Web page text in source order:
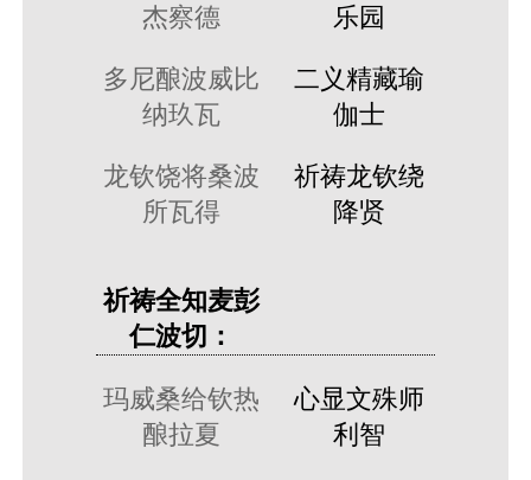
杰察德
乐园
多尼酿波威比
纳玖瓦
二义精藏瑜
伽士
龙钦饶将桑波
所瓦得
祈祷龙钦绕
降贤
祈祷全知麦彭
仁波切：
玛威桑给钦热
酿拉夏
心显文殊师
利智